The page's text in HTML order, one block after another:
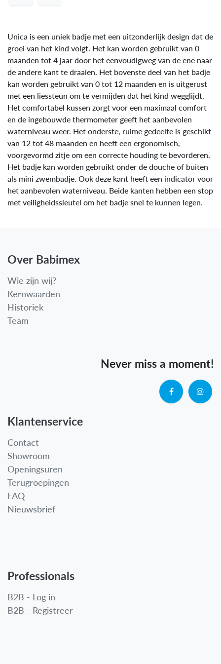
Unica is een uniek badje met een uitzonderlijk design dat de
groei van het kind volgt. Het kan worden gebruikt van 0
maanden tot 4 jaar door het eenvoudigweg van de ene naar
de andere kant te draaien. Het bovenste deel van het badje
kan worden gebruikt van 0 tot 12 maanden en is uitgerust
met een liessteun om te vermijden dat het kind wegglijdt.
Het comfortabel kussen zorgt voor een maximaal comfort
en de ingebouwde thermometer geeft het aanbevolen
waterniveau weer. Het onderste, ruime gedeelte is geschikt
van 12 tot 48 maanden en heeft een ergonomisch,
voorgevormd zitje om een correcte houding te bevorderen.
Het badje kan worden gebruikt onder de douche of buiten
als mini zwembadje. Ook deze kant heeft een indicator voor
het aanbevolen waterniveau. Beide kanten hebben een stop
met veiligheidssleutel om het badje snel te kunnen legen.
Over Babimex
Wie zijn wij?
Kernwaarden
Historiek
Team
Never miss a moment!
Klantenservice
Contact
Showroom
Openingsuren
Terugroepingen
FAQ
Nieuwsbrief
Professionals
B2B - Log in
B2B - Registreer